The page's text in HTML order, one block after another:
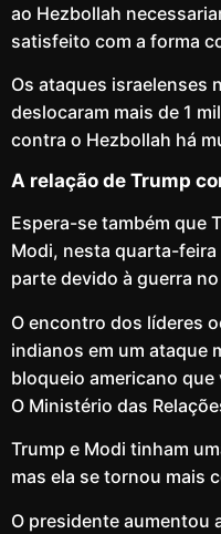
ao Hezbollah
satisfeito com a forma
Os ataques israelenses
deslocaram mais de 1
contra o Hezbollah há
A relação de Trump
Espera-se também que
Modi, nesta quarta-feira
parte devido à guerra
O encontro dos líderes
indianos em um ataque
bloqueio americano
O Ministério das
Trump e Modi tinham
mas ela se tornou mais
O presidente aumentou